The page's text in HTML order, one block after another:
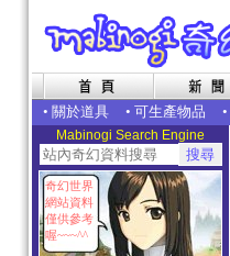
• 關於道具 • 可生產物品 •
Mabinogi Search Engine
奇幻世界
網站資料
僅供參考
喔~~~^^